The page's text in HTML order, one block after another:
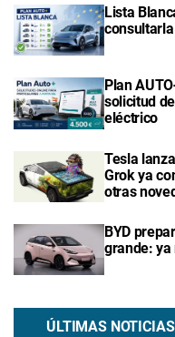
Lista
Plan
solicitud
eléctrico
Tesla
Grok ya
otras
BYD
grande:
ÚLTIMAS